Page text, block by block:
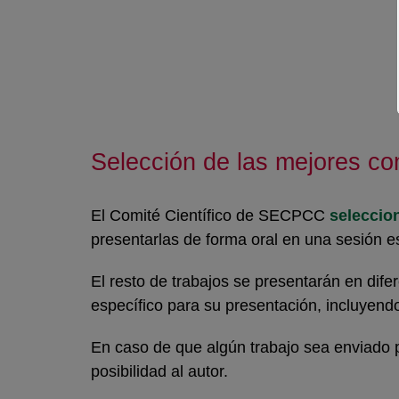
Selección de las mejores
El Comité Científico de SECPCC
presentarlas de forma oral en una sesión
El resto de trabajos se presentarán en
específico para su presentación,
En caso de que algún trabajo sea
posibilidad al autor.